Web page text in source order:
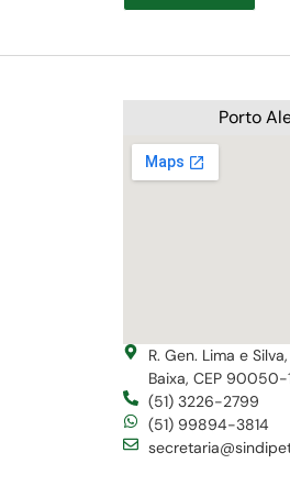
Porto
R. Gen. Lima e
Baixa, CEP 90050-
(51) 3226-2799
(51) 99894-3814